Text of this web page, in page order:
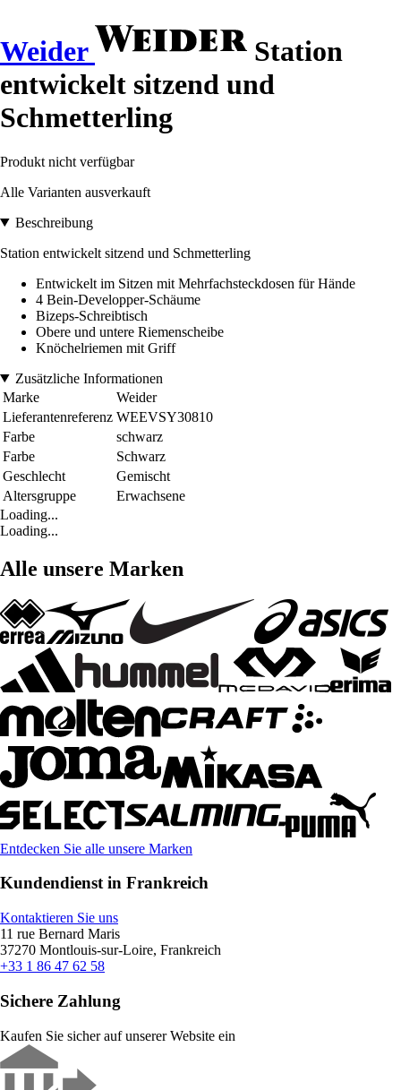
Weider
Station
entwickelt sitzend und
Schmetterling
Produkt nicht verfügbar
Alle Varianten ausverkauft
Beschreibung
Station entwickelt sitzend und Schmetterling
Entwickelt im Sitzen mit Mehrfachsteckdosen für Hände
4 Bein-Developper-Schäume
Bizeps-Schreibtisch
Obere und untere Riemenscheibe
Knöchelriemen mit Griff
Zusätzliche Informationen
Marke
Weider
Lieferantenreferenz WEEVSY30810
Farbe
schwarz
Farbe
Schwarz
Geschlecht
Gemischt
Altersgruppe
Erwachsene
Loading...
Loading...
Alle unsere Marken
Entdecken Sie alle unsere Marken
Kundendienst in Frankreich
Kontaktieren Sie uns
11 rue Bernard Maris
37270 Montlouis-sur-Loire, Frankreich
+33 1 86 47 62 58
Sichere Zahlung
Kaufen Sie sicher auf unserer Website ein